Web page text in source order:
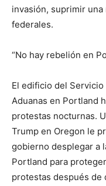
invasión, suprimir
federales.
“No hay rebelión en
El edificio del
Aduanas en Portland
protestas nocturnas.
Trump en Oregon le
gobierno desplegar a
Portland para
protestas después de